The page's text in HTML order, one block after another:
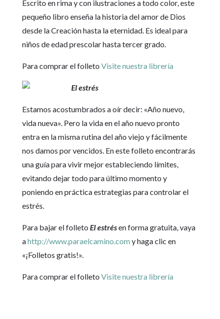
Escrito en rima y con ilustraciones a todo color, este
pequeño libro enseña la historia del amor de Dios
desde la Creación hasta la eternidad. Es ideal para
niños de edad prescolar hasta tercer grado.
Para comprar el folleto Visite nuestra librería
El estrés
Estamos acostumbrados a oír decir: «Año nuevo,
vida nueva». Pero la vida en el año nuevo pronto
entra en la misma rutina del año viejo y fácilmente
nos damos por vencidos. En este folleto encontrarás
una guía para vivir mejor estableciendo límites,
evitando dejar todo para último momento y
poniendo en práctica estrategias para controlar el
estrés.
Para bajar el folleto El estrésen forma gratuita, vaya
ahttp://www.paraelcamino.com y haga clic en
«¡Folletos gratis!».
Para comprar el folleto Visite nuestra librería